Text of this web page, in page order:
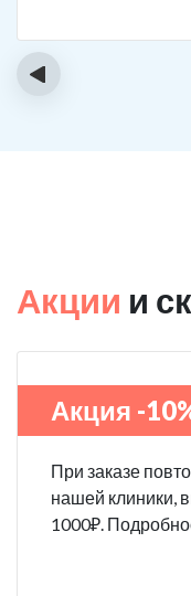
думали, что все
попробовать и
‹
Акции и
Акция -
При заказе
нашей клиники,
1000₽.